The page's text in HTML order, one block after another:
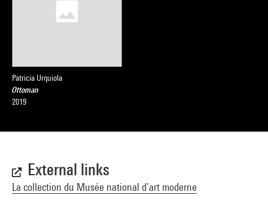
Patricia Urquiola
Ottoman
2019
External links
La collection du Musée national d’art moderne